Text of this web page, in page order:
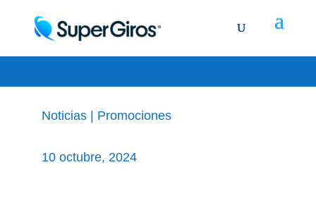
Noticias| Promociones
10 octubre, 2024